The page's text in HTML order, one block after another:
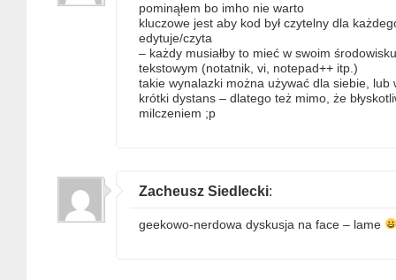
pominąłem bo imho nie warto
kluczowe jest aby kod był czytelny dla
edytuje/czyta
– każdy musiałby to mieć w swoim
tekstowym (notatnik, vi, notepad++ itp.)
takie wynalazki można używać dla siebie, lub
krótki dystans – dlatego też mimo, że
milczeniem ;p
Zacheusz Siedlecki:
geekowo-nerdowa dyskusja na face – lame